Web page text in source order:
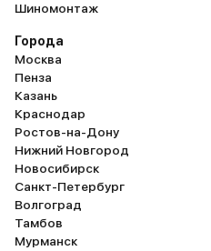
Шиномонтаж
Города
Москва
Пенза
Казань
Краснодар
Ростов-на-Дону
Нижний Новгород
Новосибирск
Санкт-Петербург
Волгоград
Тамбов
Мурманск